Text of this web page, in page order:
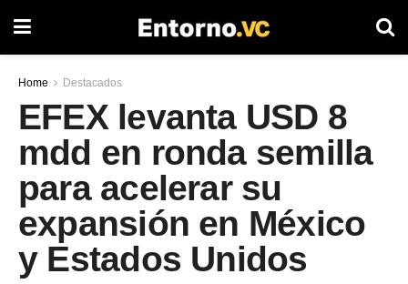
Home Destacados
EFEX levanta USD 8
mdd en ronda semilla
para acelerar su
expansión en México
y Estados Unidos